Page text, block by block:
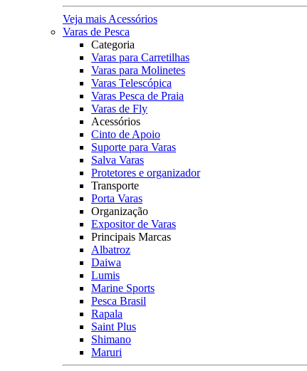
Veja mais Acessórios
Varas de Pesca
Categoria
Varas para Carretilhas
Varas para Molinetes
Varas Telescópica
Varas Pesca de Praia
Varas de Fly
Acessórios
Cinto de Apoio
Suporte para Varas
Salva Varas
Protetores e organizador
Transporte
Porta Varas
Organização
Expositor de Varas
Principais Marcas
Albatroz
Daiwa
Lumis
Marine Sports
Pesca Brasil
Rapala
Saint Plus
Shimano
Maruri